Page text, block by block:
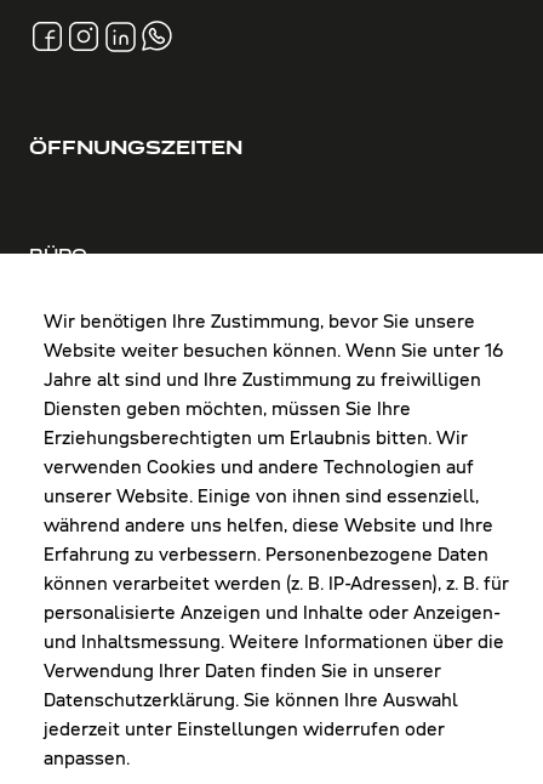
Wir benötigen Ihre Zustimmung, bevor Sie unsere
Website weiter besuchen können. Wenn Sie unter 16
Jahre alt sind und Ihre Zustimmung zu freiwilligen
Diensten geben möchten, müssen Sie Ihre
Erziehungsberechtigten um Erlaubnis bitten. Wir
verwenden Cookies und andere Technologien auf
unserer Website. Einige von ihnen sind essenziell,
während andere uns helfen, diese Website und Ihre
Erfahrung zu verbessern. Personenbezogene Daten
können verarbeitet werden (z. B. IP-Adressen), z. B. für
personalisierte Anzeigen und Inhalte oder Anzeigen-
und Inhaltsmessung. Weitere Informationen über die
Verwendung Ihrer Daten finden Sie in unserer
Datenschutzerklärung. Sie können Ihre Auswahl
jederzeit unter Einstellungen widerrufen oder
anpassen.
ÖFFNUNGSZEITEN
BÜRO
FR: 8:00-12:00 & 13:00-16:00 Uhr
Shop Diepoldsau
MO-Do: 8:00-12:00 & 13:00-17:30 Uhr
Fr: 8:00-16:00 Uhr
1. Samstag im Monat: 9:00-16:00 Uhr
NEWSLETTER
Erhalte Infos zu aktueller Arbeitskleidung für
deine Firma und unseren Service